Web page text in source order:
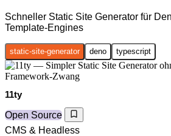
Schneller Static Site Generator für
Template-Engines
static-site-generator deno typescript
11ty
Open Source
CMS & Headless